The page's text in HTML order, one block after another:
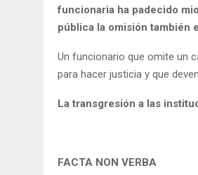
funcionaria ha padecido
pública la omisión también
Un funcionario que omite un
para hacer justicia y que
La transgresión a las
FACTA NON VERBA